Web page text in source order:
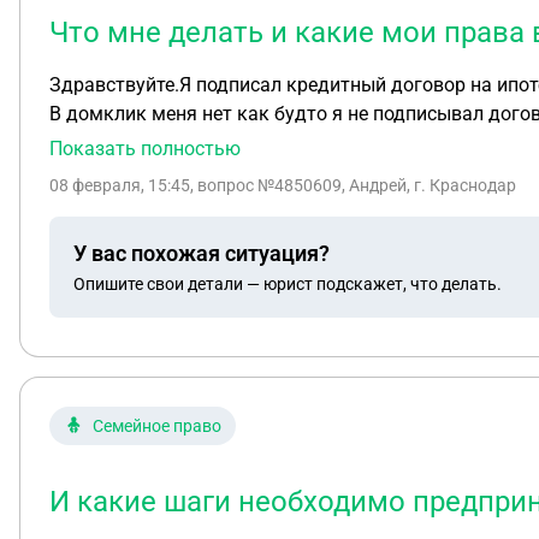
Что мне делать и какие мои права
Здравствуйте.Я подписал кредитный договор на
В домклик меня нет как будто я не подписывал
есть договор бумажный.Менеджер домклик тоже не
что не знают.Что мне делать и какие мои права в
Показать полностью
08 февраля, 15:45, вопрос №4850609, Андрей, г. Краснодар
У вас похожая ситуация?
Опишите свои детали — юрист подскажет, что делать.
Семейное право
И какие шаги необходимо